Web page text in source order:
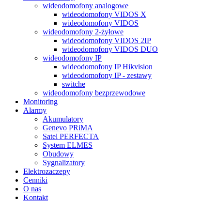
wideodomofony analogowe
wideodomofony VIDOS X
wideodomofony VIDOS
wideodomofony 2-żyłowe
wideodomofony VIDOS 2IP
wideodomofony VIDOS DUO
wideodomofony IP
wideodomofony IP Hikvision
wideodomofony IP - zestawy
switche
wideodomofony bezprzewodowe
Monitoring
Alarmy
Akumulatory
Genevo PRiMA
Satel PERFECTA
System ELMES
Obudowy
Sygnalizatory
Elektrozaczepy
Cenniki
O nas
Kontakt